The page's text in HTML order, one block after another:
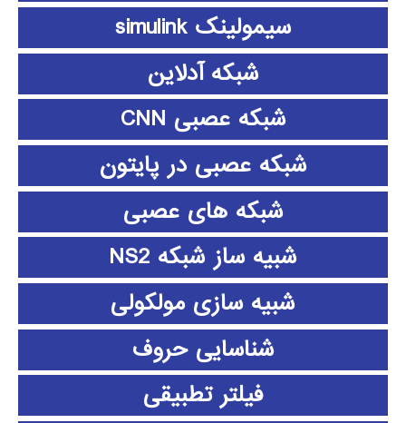
سیمولینک simulink
شبکه آدلاین
شبکه عصبی CNN
شبکه عصبی در پایتون
شبکه های عصبی
شبیه ساز شبکه NS2
شبیه سازی مولکولی
شناسایی حروف
فیلتر تطبیقی